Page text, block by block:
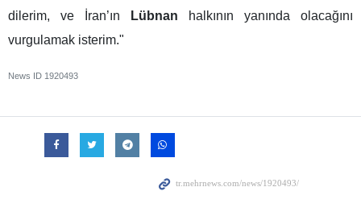
dilerim, ve İran’ın
Lübnan halkının yanında olacağını
vurgulamak isterim."
News ID 1920493